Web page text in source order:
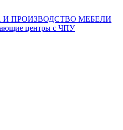
И ПРОИЗВОДСТВО МЕБЕЛИ
центры с ЧПУ